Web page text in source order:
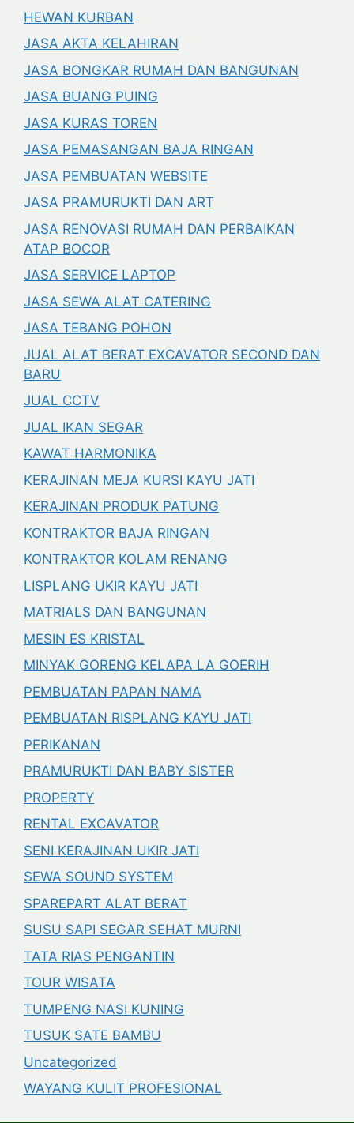
HEWAN KURBAN
JASA AKTA KELAHIRAN
JASA BONGKAR RUMAH DAN BANGUNAN
JASA BUANG PUING
JASA KURAS TOREN
JASA PEMASANGAN BAJA RINGAN
JASA PEMBUATAN WEBSITE
JASA PRAMURUKTI DAN ART
JASA RENOVASI RUMAH DAN PERBAIKAN
ATAP BOCOR
JASA SERVICE LAPTOP
JASA SEWA ALAT CATERING
JASA TEBANG POHON
JUAL ALAT BERAT EXCAVATOR SECOND DAN
BARU
JUAL CCTV
JUAL IKAN SEGAR
KAWAT HARMONIKA
KERAJINAN MEJA KURSI KAYU JATI
KERAJINAN PRODUK PATUNG
KONTRAKTOR BAJA RINGAN
KONTRAKTOR KOLAM RENANG
LISPLANG UKIR KAYU JATI
MATRIALS DAN BANGUNAN
MESIN ES KRISTAL
MINYAK GORENG KELAPA LA GOERIH
PEMBUATAN PAPAN NAMA
PEMBUATAN RISPLANG KAYU JATI
PERIKANAN
PRAMURUKTI DAN BABY SISTER
PROPERTY
RENTAL EXCAVATOR
SENI KERAJINAN UKIR JATI
SEWA SOUND SYSTEM
SPAREPART ALAT BERAT
SUSU SAPI SEGAR SEHAT MURNI
TATA RIAS PENGANTIN
TOUR WISATA
TUMPENG NASI KUNING
TUSUK SATE BAMBU
Uncategorized
WAYANG KULIT PROFESIONAL